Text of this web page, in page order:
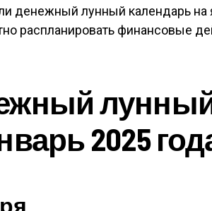
денежный лунный календарь на
распланировать финансовые
2025